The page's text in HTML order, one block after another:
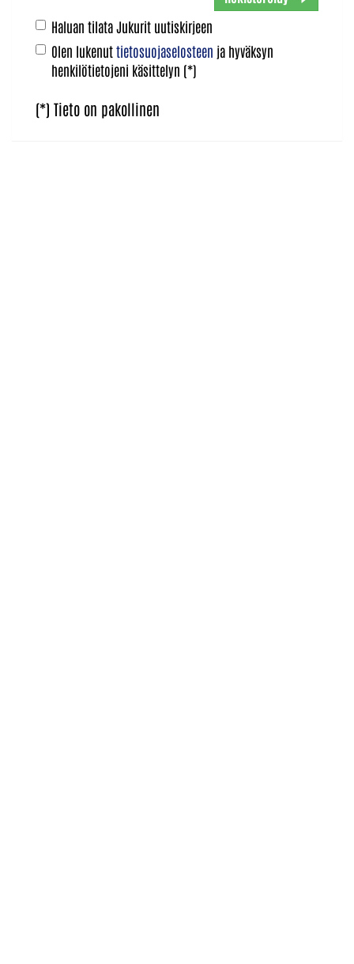
Haluan tilata Jukurit uutiskirjeen
Olen lukenuttietosuojaselosteen ja hyväksyn
henkilötietojeni käsittelyn (*)
(*) Tieto on pakollinen